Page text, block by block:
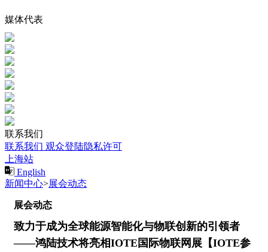
媒体代表
联系我们
联系我们 观众登陆隐私许可
上海站
English
新闻中心>展会动态
展会动态
致力于成为全球能源智能化与物联创新的引领者
——鸿陆技术将亮相IOTE国际物联网展【IOTE参